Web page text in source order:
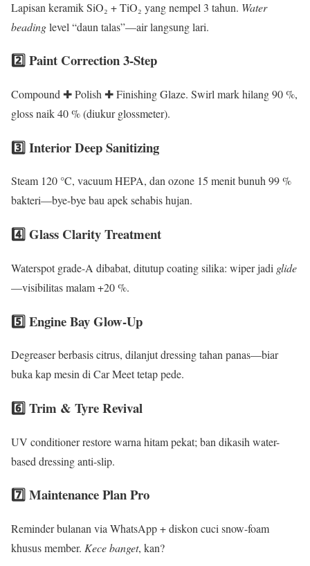
Lapisan keramik SiO₂ + TiO₂ yang nempel 3 tahun. Water
beadinglevel “daun talas”—air langsung lari.
2️⃣ Paint Correction 3-Step
Compound ✚ Polish ✚ Finishing Glaze. Swirl mark hilang 90 %,
gloss naik 40 % (diukur glossmeter).
3️⃣ Interior Deep Sanitizing
Steam 120 °C, vacuum HEPA, dan ozone 15 menit bunuh 99 %
bakteri—bye-bye bau apek sehabis hujan.
4️⃣ Glass Clarity Treatment
Waterspot grade-A dibabat, ditutup coating silika: wiper jadi glide
—visibilitas malam +20 %.
5️⃣ Engine Bay Glow-Up
Degreaser berbasis citrus, dilanjut dressing tahan panas—biar
buka kap mesin di Car Meet tetap pede.
6️⃣ Trim & Tyre Revival
UV conditioner restore warna hitam pekat; ban dikasih water-
based dressing anti-slip.
7️⃣ Maintenance Plan Pro
Reminder bulanan via WhatsApp + diskon cuci snow-foam
khusus member. Kece banget, kan?